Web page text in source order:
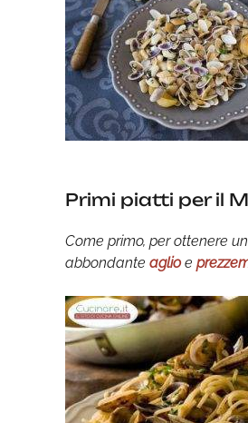
Primi piatti per il
Come primo, per ottenere
abbondante aglioe